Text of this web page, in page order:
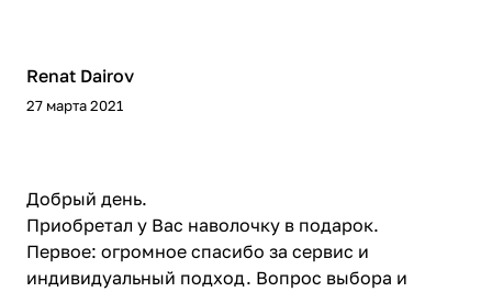
Renat Dairov
27 марта 2021
Добрый день.
Приобретал у Вас наволочку в подарок.
Первое: огромное спасибо за сервис и
индивидуальный подход. Вопрос выбора и